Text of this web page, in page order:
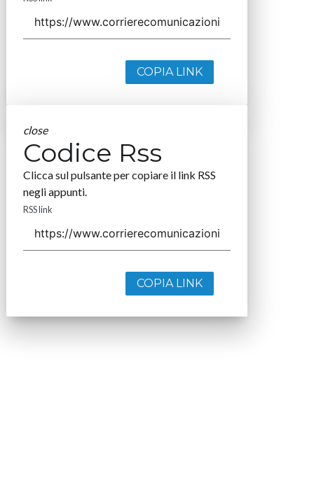
COPIA LINK
close
Codice Rss
Clicca sul pulsante per copiare il link RSS
negli appunti.
RSS link
COPIA LINK